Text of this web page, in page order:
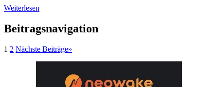
Weiterlesen
Beitragsnavigation
1 2 Nächste Beiträge»